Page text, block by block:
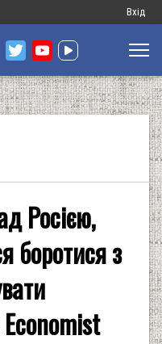
Меню
запису
Вхід
Росією,
боротися з